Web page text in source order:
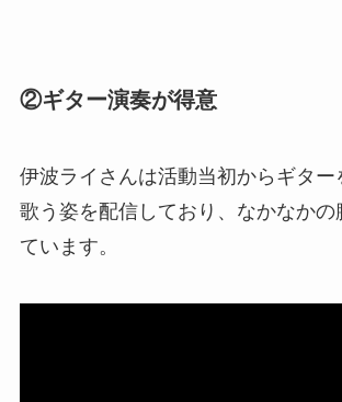
②ギター演奏が得意
伊波ライさんは活動当初からギター
歌う姿を配信しており、なかなかの
ています。